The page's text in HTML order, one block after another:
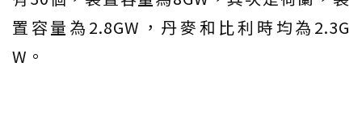
置容量為2.8GW，丹麥和比利時均為2.3G
W。